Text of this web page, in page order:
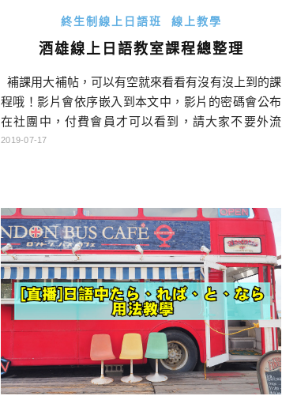
終生制線上日語班 線上教學
酒雄線上日語教室課程總整理
補課用大補帖，可以有空就來看看有沒有沒上到的課
程哦！影片會依序嵌入到本文中，影片的密碼會公布
在社團中，付費會員才可以看到，請大家不要外流
哦！ 新同學請先看：課前勉勵、講義下載 如果快速查
一冊(L1~10) 第二冊(L11~20) 第三 […]…
2019-07-17